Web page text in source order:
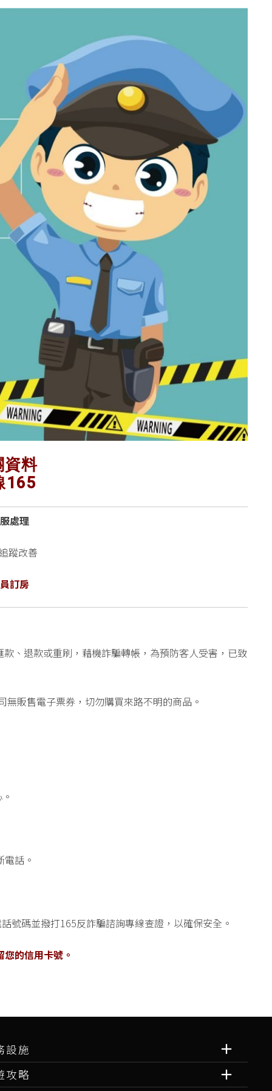
資料
165
處理
蹤改善
訂房
、退款或重刷，藉機詐騙轉帳，為預防客人受害，已致
販售電子票券，切勿購買來路不明的商品。
話。
號碼並撥打165反詐騙諮詢專線查證，以確保安全。
的信用卡號。
設施
攻略